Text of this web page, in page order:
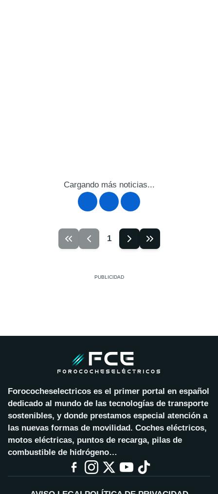
Cargando más noticias...
1
Forococheselectricos es el primer portal en español
dedicado al mundo de las tecnologías de transporte
sostenibles, y donde prestamos especial atención a
las nuevas formas de movilidad. Coches eléctricos,
motos eléctricas, puntos de recarga, pilas de
combustible de hidrógeno…